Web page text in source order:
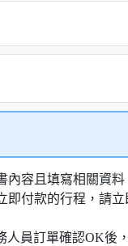
容且填寫相關資
付款的行程，請
員訂單確認OK